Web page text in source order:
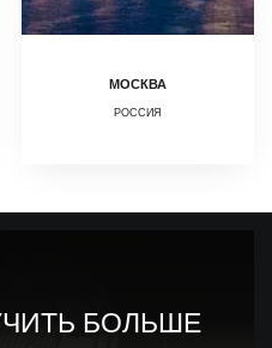
МОСКВА
РОССИЯ
БОЛЬШЕ